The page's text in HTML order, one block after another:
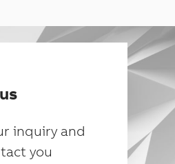
inquiry and
you